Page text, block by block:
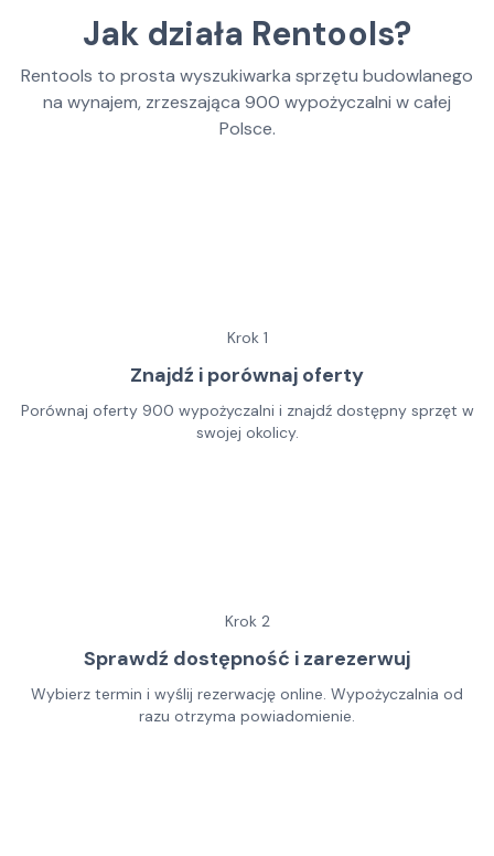
Jak działa Rentools?
Rentools to prosta wyszukiwarka sprzętu budowlanego
na wynajem, zrzeszająca 900 wypożyczalni w całej
Polsce.
Krok 1
Znajdź i porównaj oferty
Porównaj oferty 900 wypożyczalni i znajdź dostępny sprzęt w
swojej okolicy.
Krok 2
Sprawdź dostępność i zarezerwuj
Wybierz termin i wyślij rezerwację online. Wypożyczalnia od
razu otrzyma powiadomienie.